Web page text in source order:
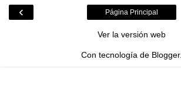
‹ Página Principal
Ver la versión web
Con tecnología de Blogger.